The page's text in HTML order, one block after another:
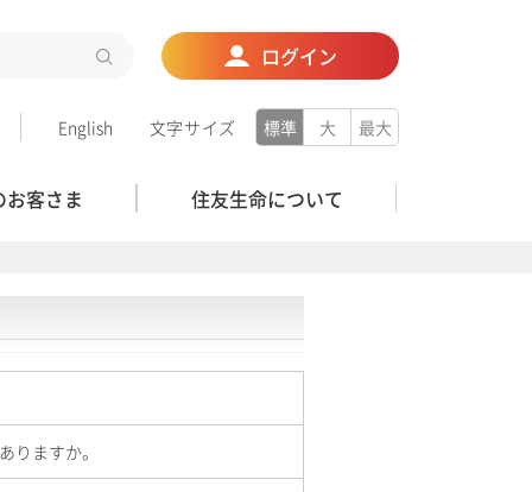
ログイン
English 文字サイズ 標準 大 最大
お客さま 住友生命について
りますか。